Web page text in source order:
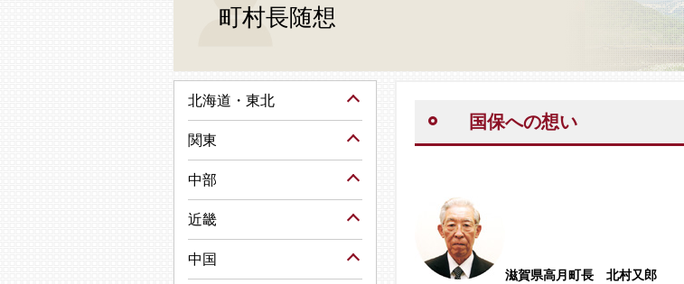
町村長随想
国保への想い
滋賀県高月町長 北村又郎
北海道・東北
関東
中部
近畿
中国